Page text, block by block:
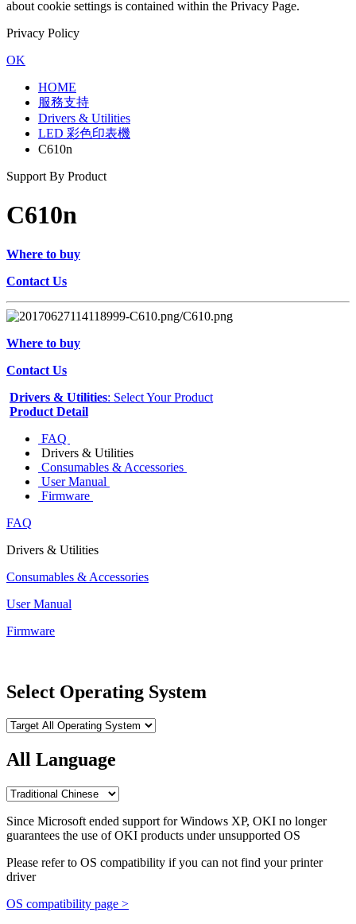
about cookie settings is contained within the Privacy Page.
Privacy Policy
OK
HOME
服務支持
Drivers & Utilities
LED 彩色印表機
C610n
Support By Product
C610n
Where to buy
Contact Us
Where to buy
Contact Us
Drivers & Utilities: Select Your Product
Product Detail
FAQ
Drivers & Utilities
Consumables & Accessories
User Manual
Firmware
FAQ
Drivers & Utilities
Consumables & Accessories
User Manual
Firmware
Select Operating System
All Language
Since Microsoft ended support for Windows XP, OKI no longer
guarantees the use of OKI products under unsupported OS
Please refer to OS compatibility if you can not find your printer
driver
OS compatibility page >